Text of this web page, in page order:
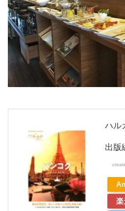
ハル
出版
楽